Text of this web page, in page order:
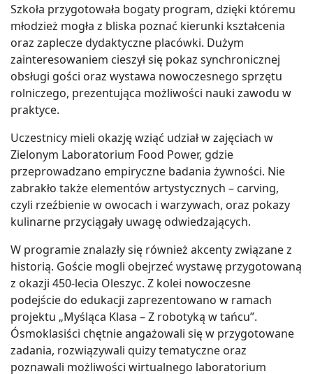
Szkoła przygotowała bogaty program, dzięki któremu
młodzież mogła z bliska poznać kierunki kształcenia
oraz zaplecze dydaktyczne placówki. Dużym
zainteresowaniem cieszył się pokaz synchronicznej
obsługi gości oraz wystawa nowoczesnego sprzętu
rolniczego, prezentująca możliwości nauki zawodu w
praktyce.
Uczestnicy mieli okazję wziąć udział w zajęciach w
Zielonym Laboratorium Food Power, gdzie
przeprowadzano empiryczne badania żywności. Nie
zabrakło także elementów artystycznych – carving,
czyli rzeźbienie w owocach i warzywach, oraz pokazy
kulinarne przyciągały uwagę odwiedzających.
W programie znalazły się również akcenty związane z
historią. Goście mogli obejrzeć wystawę przygotowaną
z okazji 450-lecia Oleszyc. Z kolei nowoczesne
podejście do edukacji zaprezentowano w ramach
projektu „Myśląca Klasa – Z robotyką w tańcu”.
Ósmoklasiści chętnie angażowali się w przygotowane
zadania, rozwiązywali quizy tematyczne oraz
poznawali możliwości wirtualnego laboratorium